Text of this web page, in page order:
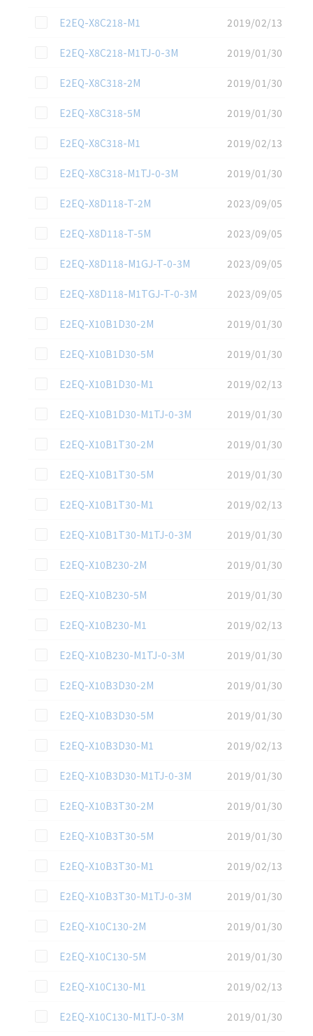
この資料を選択
E2EQ-X8C218-M1
2019/02/13
この資料を選択
E2EQ-X8C218-M1TJ-0-3M
2019/01/30
この資料を選択
E2EQ-X8C318-2M
2019/01/30
この資料を選択
E2EQ-X8C318-5M
2019/01/30
この資料を選択
E2EQ-X8C318-M1
2019/02/13
この資料を選択
E2EQ-X8C318-M1TJ-0-3M
2019/01/30
この資料を選択
E2EQ-X8D118-T-2M
2023/09/05
この資料を選択
E2EQ-X8D118-T-5M
2023/09/05
この資料を選択
E2EQ-X8D118-M1GJ-T-0-3M
2023/09/05
この資料を選択
E2EQ-X8D118-M1TGJ-T-0-3M
2023/09/05
この資料を選択
E2EQ-X10B1D30-2M
2019/01/30
この資料を選択
E2EQ-X10B1D30-5M
2019/01/30
この資料を選択
E2EQ-X10B1D30-M1
2019/02/13
この資料を選択
E2EQ-X10B1D30-M1TJ-0-3M
2019/01/30
この資料を選択
E2EQ-X10B1T30-2M
2019/01/30
この資料を選択
E2EQ-X10B1T30-5M
2019/01/30
この資料を選択
E2EQ-X10B1T30-M1
2019/02/13
この資料を選択
E2EQ-X10B1T30-M1TJ-0-3M
2019/01/30
この資料を選択
E2EQ-X10B230-2M
2019/01/30
この資料を選択
E2EQ-X10B230-5M
2019/01/30
この資料を選択
E2EQ-X10B230-M1
2019/02/13
この資料を選択
E2EQ-X10B230-M1TJ-0-3M
2019/01/30
この資料を選択
E2EQ-X10B3D30-2M
2019/01/30
この資料を選択
E2EQ-X10B3D30-5M
2019/01/30
この資料を選択
E2EQ-X10B3D30-M1
2019/02/13
この資料を選択
E2EQ-X10B3D30-M1TJ-0-3M
2019/01/30
この資料を選択
E2EQ-X10B3T30-2M
2019/01/30
この資料を選択
E2EQ-X10B3T30-5M
2019/01/30
この資料を選択
E2EQ-X10B3T30-M1
2019/02/13
この資料を選択
E2EQ-X10B3T30-M1TJ-0-3M
2019/01/30
この資料を選択
E2EQ-X10C130-2M
2019/01/30
この資料を選択
E2EQ-X10C130-5M
2019/01/30
この資料を選択
E2EQ-X10C130-M1
2019/02/13
この資料を選択
E2EQ-X10C130-M1TJ-0-3M
2019/01/30